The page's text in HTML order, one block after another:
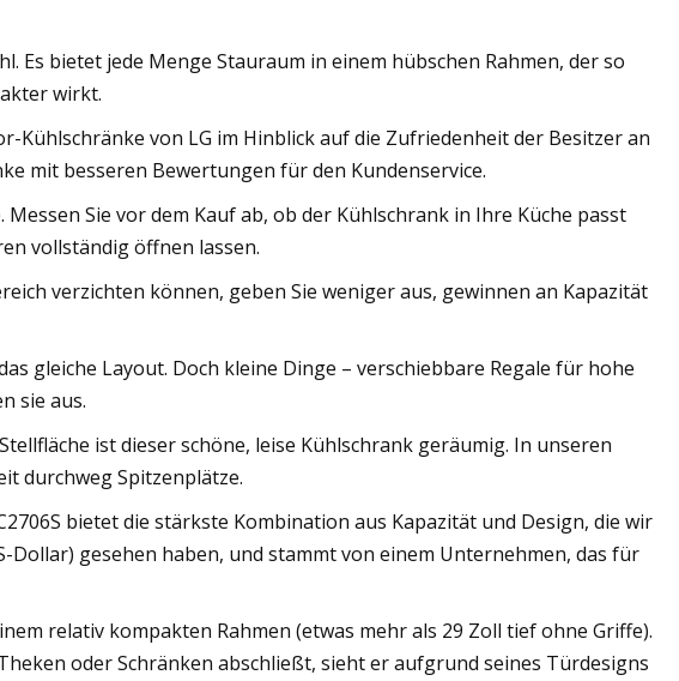
Es bietet jede Menge Stauraum in einem hübschen Rahmen, der so
wirkt.
Kühlschränke von LG im Hinblick auf die Zufriedenheit der Besitzer an
mit besseren Bewertungen für den Kundenservice.
Sie vor dem Kauf ab, ob der Kühlschrank in Ihre Küche passt
vollständig öffnen lassen.
verzichten können, geben Sie weniger aus, gewinnen an Kapazität
gleiche Layout. Doch kleine Dinge – verschiebbare Regale für hohe
sie aus.
ist dieser schöne, leise Kühlschrank geräumig. In unseren
durchweg Spitzenplätze.
bietet die stärkste Kombination aus Kapazität und Design, die wir
Dollar) gesehen haben, und stammt von einem Unternehmen, das für
relativ kompakten Rahmen (etwas mehr als 29 Zoll tief ohne Griffe).
oder Schränken abschließt, sieht er aufgrund seines Türdesigns